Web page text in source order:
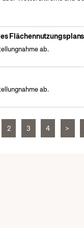
Flächennutzungsplans
ab.
ab.
2 3 4 >